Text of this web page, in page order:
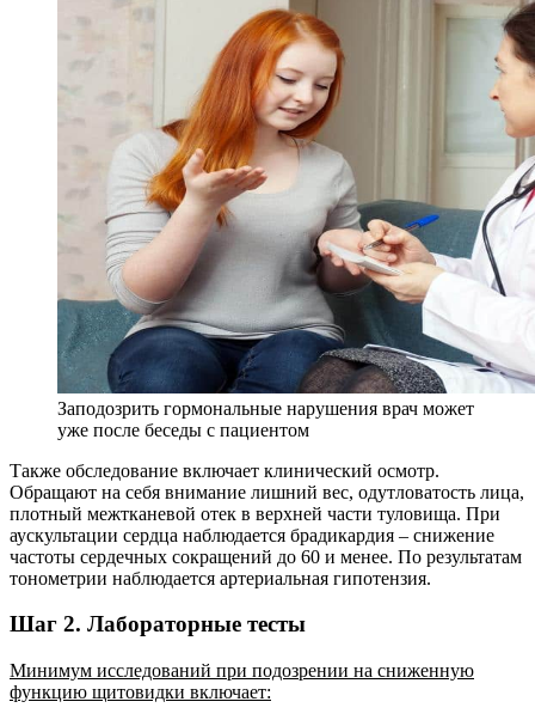
Заподозрить гормональные нарушения врач может
уже после беседы с пациентом
Также обследование включает клинический осмотр.
Обращают на себя внимание лишний вес, одутловатость лица,
плотный межтканевой отек в верхней части туловища. При
аускультации сердца наблюдается брадикардия – снижение
частоты сердечных сокращений до 60 и менее. По результатам
тонометрии наблюдается артериальная гипотензия.
Шаг 2. Лабораторные тесты
Минимум исследований при подозрении на сниженную
функцию щитовидки включает: